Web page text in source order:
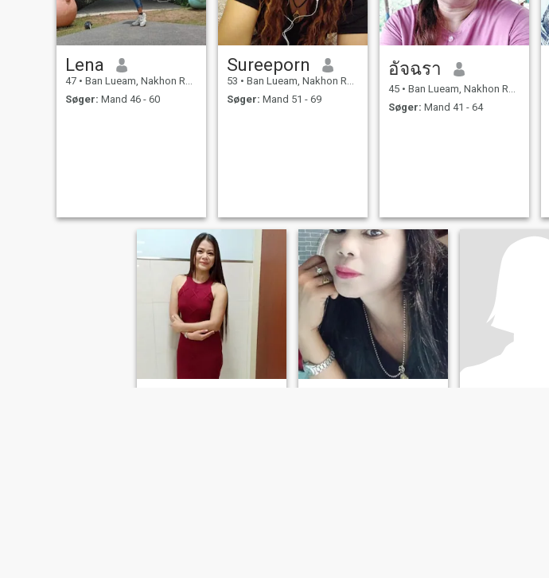
Lena
47 • Ban Lueam, Nakhon Ratchasima, Thailand
Søger: Mand 46 - 60
Sureeporn
53 • Ban Lueam, Nakhon Ratchasima, Thailand
Søger: Mand 51 - 69
อัจฉรา
45 • Ban Lueam, Nakhon Ratchasima, Thailand
Søger: Mand 41 - 64